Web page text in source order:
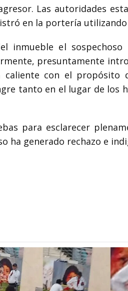
Las autoridades
en la portería
inmueble el
presuntamente
con el propósito
tanto en el lugar de los
para esclarecer
ha generado rechazo e